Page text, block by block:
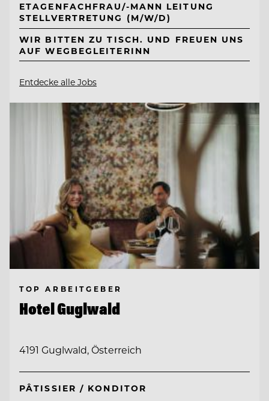
ETAGENFACHFRAU/-MANN LEITUNG
STELLVERTRETUNG (M/W/D)
WIR BITTEN ZU TISCH. UND FREUEN UNS
AUF WEGBEGLEITERINN
Entdecke alle Jobs
TOP ARBEITGEBER
Hotel Guglwald
4191 Guglwald, Österreich
PÂTISSIER / KONDITOR